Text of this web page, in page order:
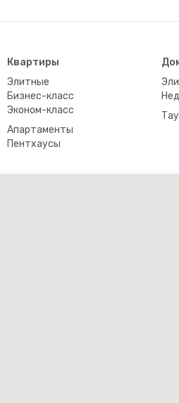
Квартиры
Элитные
Бизнес-класс
Эконом-класс
Апартаменты
Пентхаусы